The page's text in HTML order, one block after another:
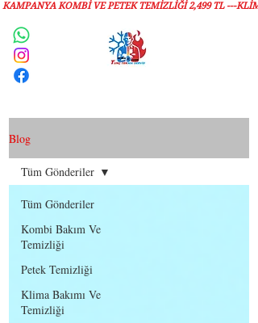
KAMPANYA KOMBİ VE PETEK TEMİZLIĞI 2,499 TL ---
Blog
Tüm Gönderiler
Kombi Bakım Ve
Temizliği
Petek Temizliği
Klima Bakımı Ve
Temizliği
Tüm Gönderiler